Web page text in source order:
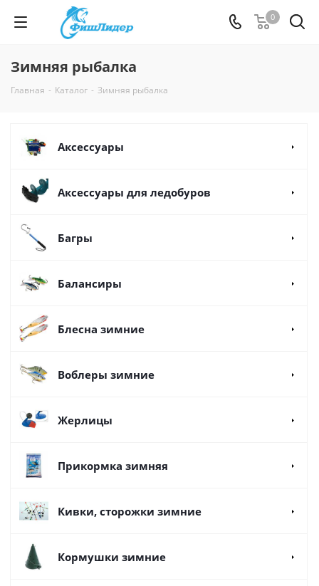
0
Зимняя рыбалка
Главная - Каталог - Зимняя рыбалка
Аксессуары
Аксессуары для ледобуров
Багры
Балансиры
Блесна зимние
Воблеры зимние
Жерлицы
Прикормка зимняя
Кивки, сторожки зимние
Кормушки зимние